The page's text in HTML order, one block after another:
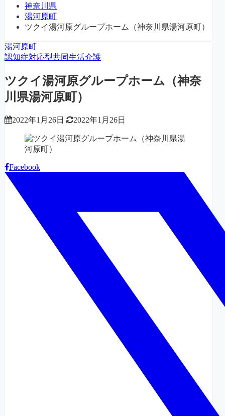
神奈川県
湯河原町
ツクイ湯河原グループホーム（神奈川県湯河原町）
湯河原町
認知症対応型共同生活介護
ツクイ湯河原グループホーム（神奈
川県湯河原町）
2022年1月26日 2022年1月26日
Facebook